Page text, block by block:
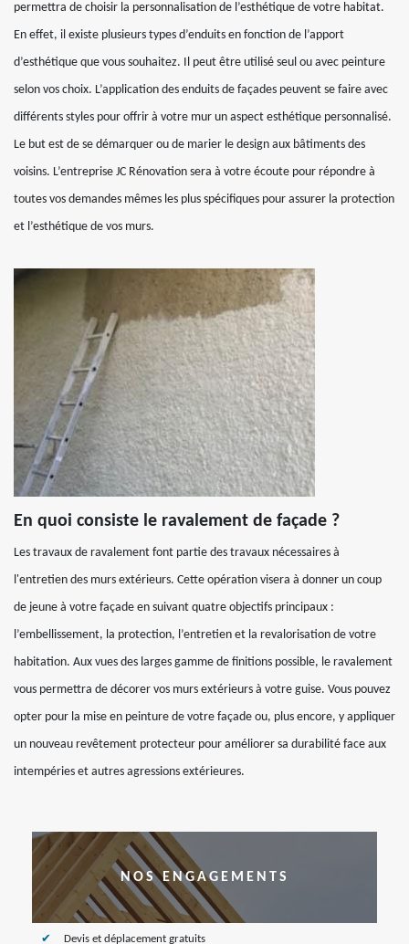
permettra de choisir la personnalisation de l’esthétique de votre habitat.
En effet, il existe plusieurs types d’enduits en fonction de l’apport
d’esthétique que vous souhaitez. Il peut être utilisé seul ou avec peinture
selon vos choix. L’application des enduits de façades peuvent se faire avec
différents styles pour offrir à votre mur un aspect esthétique personnalisé.
Le but est de se démarquer ou de marier le design aux bâtiments des
voisins. L’entreprise JC Rénovation sera à votre écoute pour répondre à
toutes vos demandes mêmes les plus spécifiques pour assurer la protection
et l’esthétique de vos murs.
En quoi consiste le ravalement de façade ?
Les travaux de ravalement font partie des travaux nécessaires à
l'entretien des murs extérieurs. Cette opération visera à donner un coup
de jeune à votre façade en suivant quatre objectifs principaux :
l’embellissement, la protection, l’entretien et la revalorisation de votre
habitation. Aux vues des larges gamme de finitions possible, le ravalement
vous permettra de décorer vos murs extérieurs à votre guise. Vous pouvez
opter pour la mise en peinture de votre façade ou, plus encore, y appliquer
un nouveau revêtement protecteur pour améliorer sa durabilité face aux
intempéries et autres agressions extérieures.
NOS ENGAGEMENTS
Devis et déplacement gratuits